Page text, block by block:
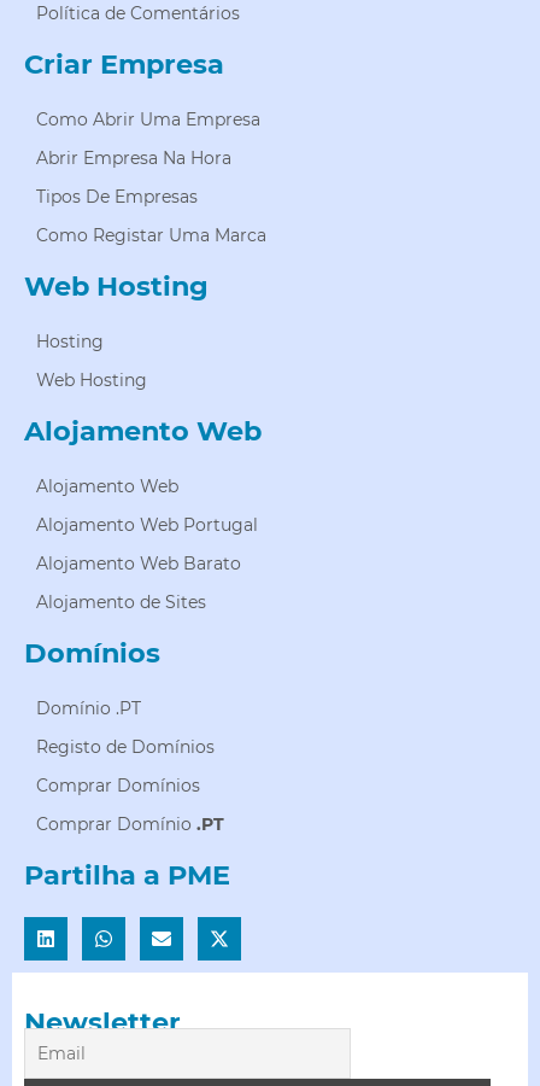
Política de Comentários
Criar Empresa
Como Abrir Uma Empresa
Abrir Empresa Na Hora
Tipos De Empresas
Como Registar Uma Marca
Web Hosting
Hosting
Web Hosting
Alojamento Web
Alojamento Web
Alojamento Web Portugal
Alojamento Web Barato
Alojamento de Sites
Domínios
Domínio .PT
Registo de Domínios
Comprar Domínios
Comprar Domínio .PT
Partilha a PME
Newsletter